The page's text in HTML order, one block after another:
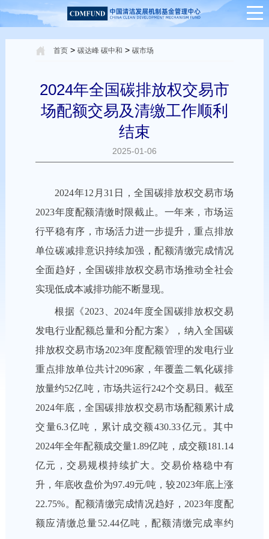
首页> 碳达峰 碳中和 > 碳市场
2024年全国碳排放权交易市
场配额交易及清缴工作顺利
结束
2025-01-06
2024年12月31日，全国碳排放权交易市场
2023年度配额清缴时限截止。一年来，市场运
行平稳有序，市场活力进一步提升，重点排放
单位碳减排意识持续加强，配额清缴完成情况
全面趋好，全国碳排放权交易市场推动全社会
实现低成本减排功能不断显现。
根据《2023、2024年度全国碳排放权交易
发电行业配额总量和分配方案》，纳入全国碳
排放权交易市场2023年度配额管理的发电行业
重点排放单位共计2096家，年覆盖二氧化碳排
放量约52亿吨，市场共运行242个交易日。截至
2024年底，全国碳排放权交易市场配额累计成
交量6.3亿吨，累计成交额430.33亿元。其中
2024年全年配额成交量1.89亿吨，成交额181.14
亿元，交易规模持续扩大。交易价格稳中有
升，年底收盘价为97.49元/吨，较2023年底上涨
22.75%。配额清缴完成情况趋好，2023年度配
额应清缴总量52.44亿吨，配额清缴完成率约